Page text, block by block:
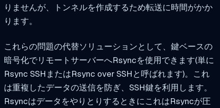
りませんが、トンネルを作成するため転送に時間がかか
ります。
これらの問題の代替ソリューションとして、鍵ベースの
暗号化でリモートサーバーへRsyncを使用できます(単に
Rsync SSHまたはRsync over SSHと呼ばれます)。これ
は重複したデータの送信を防ぎ、SSH鍵を利用します。
RsyncはデータをやりとりするときにこれはRsyncが圧